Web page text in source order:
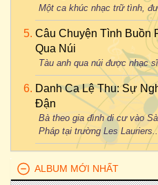
Một ca khúc nhạc trữ tình,
Câu Chuyện Tình Buồn
Qua Núi
Tàu anh qua núi được nhạc
Danh Ca Lệ Thu: Sự
Đận
Bà theo gia đình di cư vào
Pháp tại trường Les
ALBUM MỚI NHẤT